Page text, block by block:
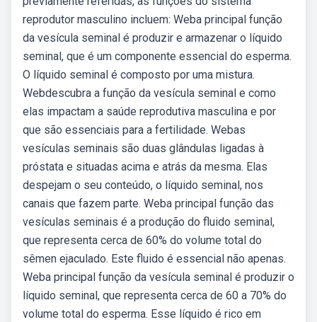
reprodutor masculino incluem: Weba principal função
da vesícula seminal é produzir e armazenar o líquido
seminal, que é um componente essencial do esperma.
O líquido seminal é composto por uma mistura.
Webdescubra a função da vesícula seminal e como
elas impactam a saúde reprodutiva masculina e por
que são essenciais para a fertilidade. Webas
vesículas seminais são duas glândulas ligadas à
próstata e situadas acima e atrás da mesma. Elas
despejam o seu conteúdo, o líquido seminal, nos
canais que fazem parte. Weba principal função das
vesículas seminais é a produção do fluido seminal,
que representa cerca de 60% do volume total do
sêmen ejaculado. Este fluido é essencial não apenas.
Weba principal função da vesícula seminal é produzir o
líquido seminal, que representa cerca de 60 a 70% do
volume total do esperma. Esse líquido é rico em